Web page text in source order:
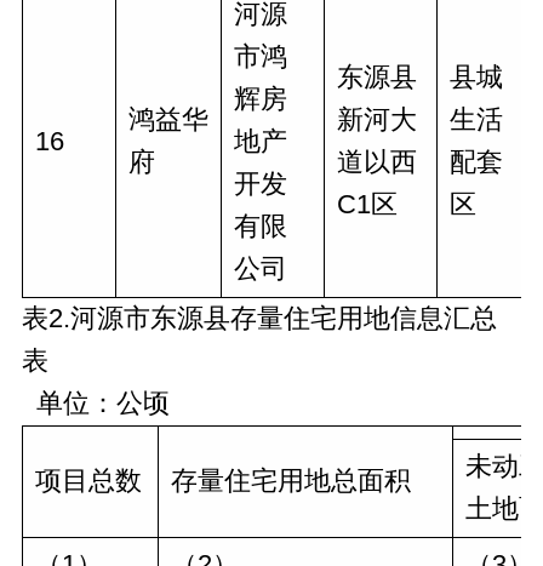
16
鸿益华
府
河源
市鸿
辉房
地产
开发
有限
公司
东源县
新河大
道以西
C1区
县城
生活
配套
区
表2.河源市东源县存量住宅用地信息汇总
表
单位：公顷
项目总数 存量住宅用地总面积
未动
土地